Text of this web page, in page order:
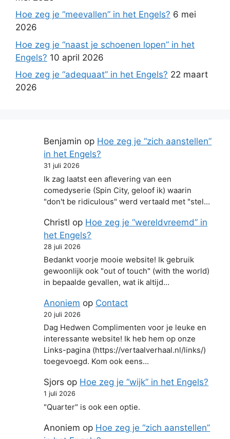
Hoe zeg je “meevallen” in het Engels? 6 mei
2026
Hoe zeg je “naast je schoenen lopen” in het
Engels? 10 april 2026
Hoe zeg je “adequaat” in het Engels? 22 maart
2026
Benjamin op Hoe zeg je “zich aanstellen”
in het Engels?
31 juli 2026
Ik zag laatst een aflevering van een
comedyserie (Spin City, geloof ik) waarin
"don't be ridiculous" werd vertaald met "stel…
Christl op Hoe zeg je “wereldvreemd” in
het Engels?
28 juli 2026
Bedankt voorje mooie website! Ik gebruik
gewoonlijk ook "out of touch" (with the world)
in bepaalde gevallen, wat ik altijd…
Anoniem op Contact
20 juli 2026
Dag Hedwen Complimenten voor je leuke en
interessante website! Ik heb hem op onze
Links-pagina (https://vertaalverhaal.nl/links/)
toegevoegd. Kom ook eens…
Sjors op Hoe zeg je “wijk” in het Engels?
1 juli 2026
"Quarter" is ook een optie.
Anoniem op Hoe zeg je “zich aanstellen”